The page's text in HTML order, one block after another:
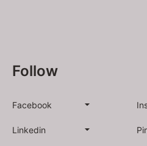
Follow
Facebook
Linkedin